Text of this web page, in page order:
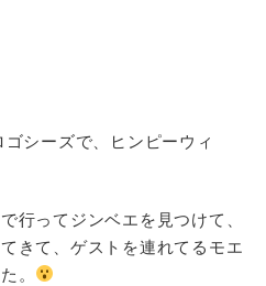
シーズで、ヒンピーウィ
行ってジンベエを見つけて、
きて、ゲストを連れてるモエ
。